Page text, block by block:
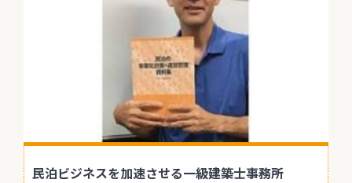
民泊ビジネスを加速させる一級建築士事務所